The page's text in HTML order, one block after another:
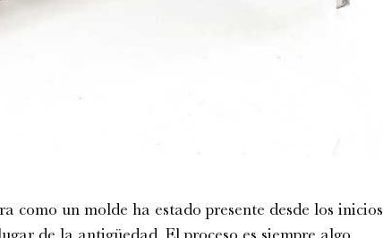
como un molde ha estado presente desde los inicios